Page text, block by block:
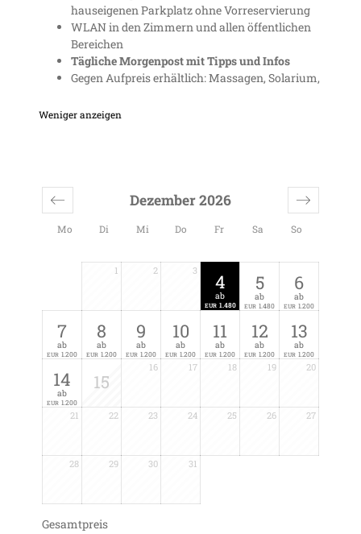
hauseigenen Parkplatz ohne Vorreservierung
WLAN in den Zimmern und allen öffentlichen
Bereichen
Tägliche Morgenpost mit Tipps und Infos
Gegen Aufpreis erhältlich: Massagen, Solarium,
Weniger anzeigen
Mo Di Mi Do Fr Sa So
Dezember 2026
1 2 3 4
ab
EUR 1.480
5
ab
EUR 1.480
6
ab
EUR 1.200
7
ab
EUR 1.200
8
ab
EUR 1.200
9
ab
EUR 1.200
10
ab
EUR 1.200
11
ab
EUR 1.200
12
ab
EUR 1.200
13
ab
EUR 1.200
14
ab
EUR 1.200
15
16 17 18 19 20
21 22 23 24 25 26 27
28 29 30 31
Gesamtpreis